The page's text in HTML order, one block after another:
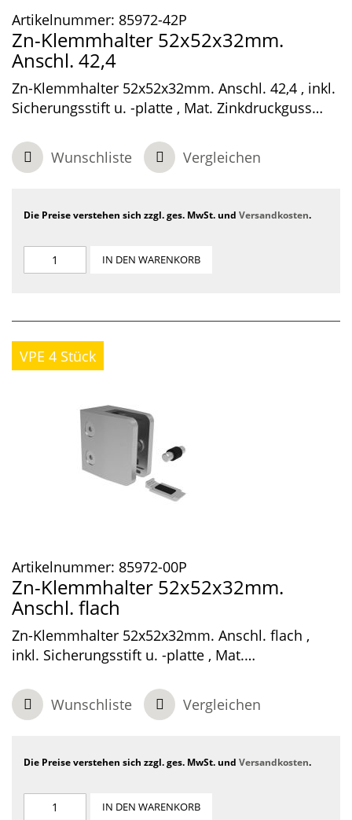
Artikelnummer: 85972-42P
Zn-Klemmhalter 52x52x32mm.
Anschl. 42,4
Zn-Klemmhalter 52x52x32mm. Anschl. 42,4 , inkl.
Sicherungsstift u. -platte , Mat. Zinkdruckguss
Wunschliste
Vergleichen
Die Preise verstehen sich zzgl. ges. MwSt. und Versandkosten.
IN DEN WARENKORB
VPE 4 Stück
Artikelnummer: 85972-00P
Zn-Klemmhalter 52x52x32mm.
Anschl. flach
Zn-Klemmhalter 52x52x32mm. Anschl. flach ,
inkl. Sicherungsstift u. -platte , Mat.
Wunschliste
Vergleichen
Die Preise verstehen sich zzgl. ges. MwSt. und Versandkosten.
IN DEN WARENKORB